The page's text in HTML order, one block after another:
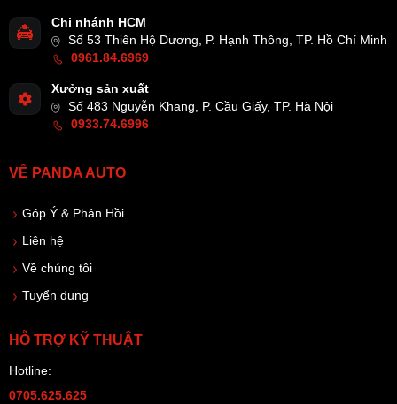
Chi nhánh HCM
Số 53 Thiên Hộ Dương, P. Hạnh Thông, TP. Hồ Chí Minh
0961.84.6969
Xưởng sản xuất
Số 483 Nguyễn Khang, P. Cầu Giấy, TP. Hà Nội
0933.74.6996
VỀ PANDA AUTO
Góp Ý & Phản Hồi
Liên hệ
Về chúng tôi
Tuyển dụng
HỖ TRỢ KỸ THUẬT
Hotline:
0705.625.625